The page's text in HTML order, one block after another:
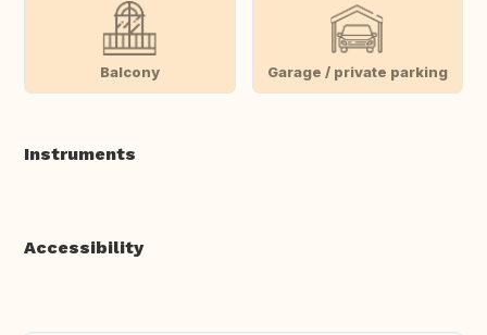
Balcony Garage / private parking
Instruments
Accessibility